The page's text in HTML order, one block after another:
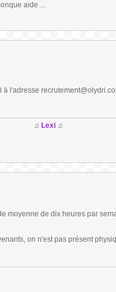
aide ...
à l'adresse
♫ Lexi ♫
moyenne de dix heures par
on n'est pas présent